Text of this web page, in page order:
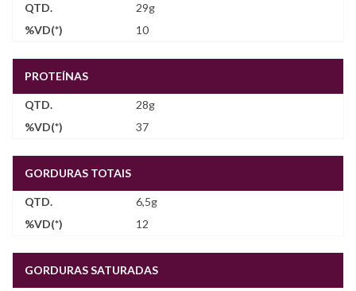
29g
10
PROTEÍNAS
28g
37
GORDURAS TOTAIS
6,5g
12
GORDURAS SATURADAS